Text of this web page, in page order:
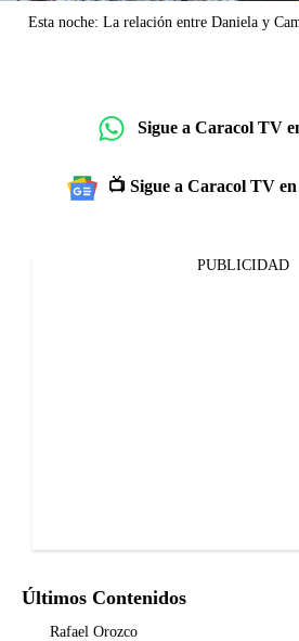
Esta noche: La relación entre Daniela y
Sigue a Caracol TV
📺 Sigue a Caracol TV
PUBLICIDAD
Últimos Contenidos
Rafael Orozco